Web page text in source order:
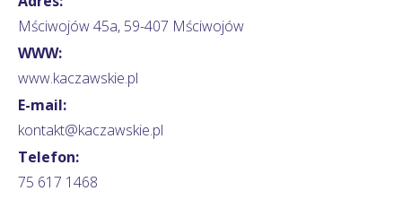
Mściwojów 45a, 59-407 Mściwojów
WWW:
www.kaczawskie.pl
E-mail:
kontakt@kaczawskie.pl
Telefon:
75 617 1468